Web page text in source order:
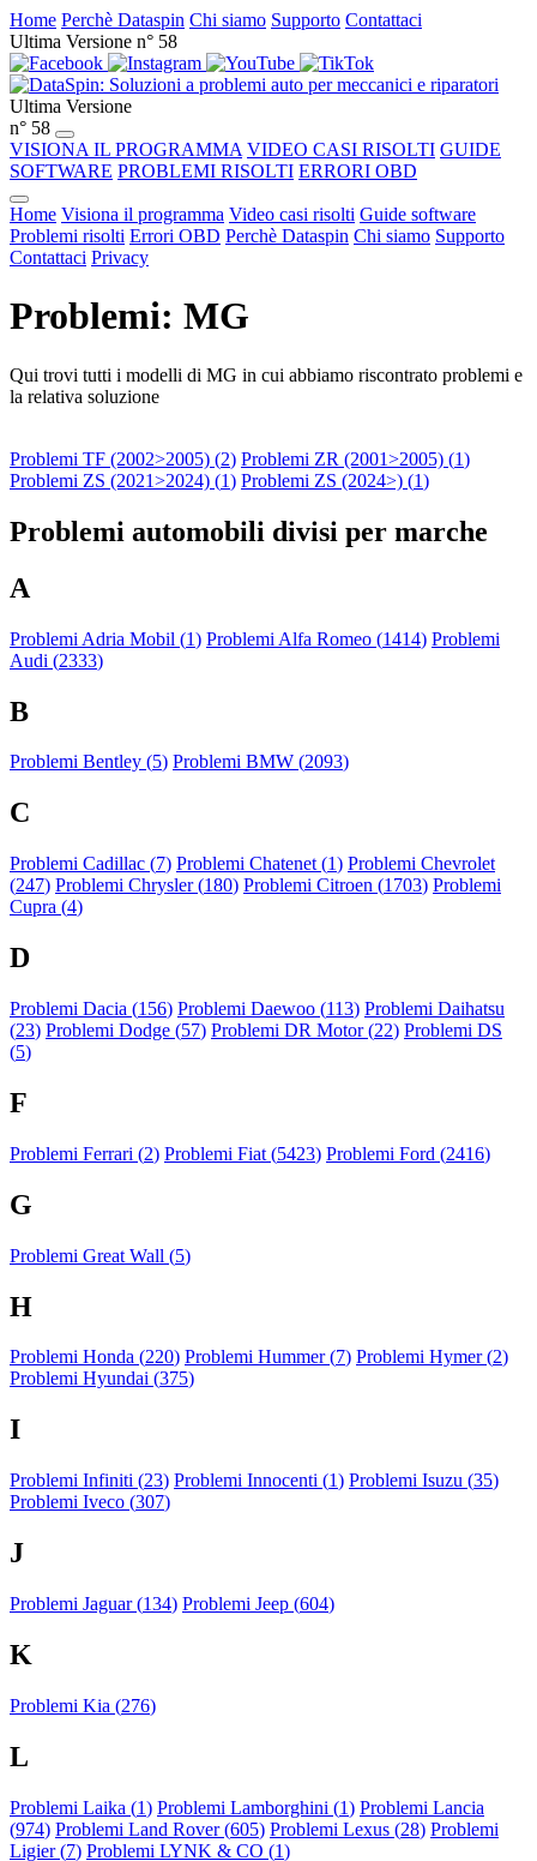
Home Perchè Dataspin Chi siamo Supporto Contattaci
Ultima Versione n° 58
Ultima Versione
n° 58
VISIONA IL PROGRAMMA VIDEO CASI RISOLTI GUIDE
SOFTWARE PROBLEMI RISOLTI ERRORI OBD
Home Visiona il programma Video casi risolti Guide software
Problemi risolti Errori OBD Perchè Dataspin Chi siamo Supporto
Contattaci Privacy
Problemi: MG
Qui trovi tutti i modelli di MG in cui abbiamo riscontrato problemi e
la relativa soluzione
Problemi TF (2002>2005) (2) Problemi ZR (2001>2005) (1)
Problemi ZS (2021>2024) (1) Problemi ZS (2024>) (1)
Problemi automobili divisi per marche
A
Problemi Adria Mobil (1) Problemi Alfa Romeo (1414) Problemi
Audi (2333)
B
Problemi Bentley (5) Problemi BMW (2093)
C
Problemi Cadillac (7) Problemi Chatenet (1) Problemi Chevrolet
(247) Problemi Chrysler (180) Problemi Citroen (1703) Problemi
Cupra (4)
D
Problemi Dacia (156) Problemi Daewoo (113) Problemi Daihatsu
(23) Problemi Dodge (57) Problemi DR Motor (22) Problemi DS
(5)
F
Problemi Ferrari (2) Problemi Fiat (5423) Problemi Ford (2416)
G
Problemi Great Wall (5)
H
Problemi Honda (220) Problemi Hummer (7) Problemi Hymer (2)
Problemi Hyundai (375)
I
Problemi Infiniti (23) Problemi Innocenti (1) Problemi Isuzu (35)
Problemi Iveco (307)
J
Problemi Jaguar (134) Problemi Jeep (604)
K
Problemi Kia (276)
L
Problemi Laika (1) Problemi Lamborghini (1) Problemi Lancia
(974) Problemi Land Rover (605) Problemi Lexus (28) Problemi
Ligier (7) Problemi LYNK & CO (1)